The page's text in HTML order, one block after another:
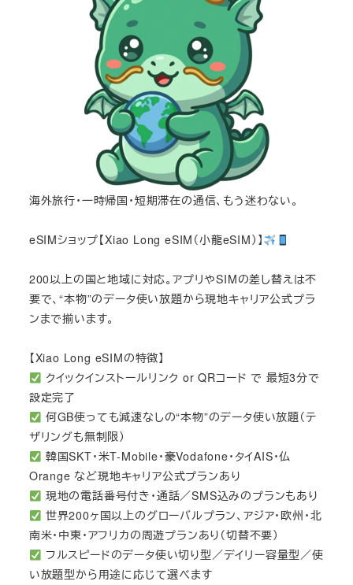
海外旅行・一時帰国・短期滞在の通信、もう迷わない。
eSIMショップ【Xiao Long eSIM（小龍eSIM）】
200以上の国と地域に対応。アプリやSIMの差し替えは不
要で、“本物”のデータ使い放題から現地キャリア公式プラ
ンまで揃います。
【Xiao Long eSIMの特徴】
クイックインストールリンク or QRコード で 最短3分で
設定完了
何GB使っても減速なしの“本物”のデータ使い放題（テ
ザリングも無制限）
韓国SKT・米T-Mobile・豪Vodafone・タイAIS・仏
Orange など現地キャリア公式プランあり
現地の電話番号付き・通話／SMS込みのプランもあり
世界200ヶ国以上のグローバルプラン、アジア・欧州・北
南米・中東・アフリカの周遊プランあり（切替不要）
フルスピードのデータ使い切り型／デイリー容量型／使
い放題型から用途に応じて選べます